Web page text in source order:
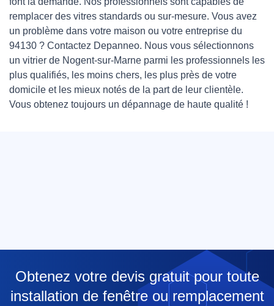
remplacer des vitres standards ou sur-mesure. Vous avez
un problème dans votre maison ou votre entreprise du
94130 ? Contactez Depanneo. Nous vous sélectionnons
un vitrier de Nogent-sur-Marne parmi les professionnels les
plus qualifiés, les moins chers, les plus près de votre
domicile et les mieux notés de la part de leur clientèle.
Vous obtenez toujours un dépannage de haute qualité !
Obtenez votre devis gratuit pour toute
installation de fenêtre ou remplacement